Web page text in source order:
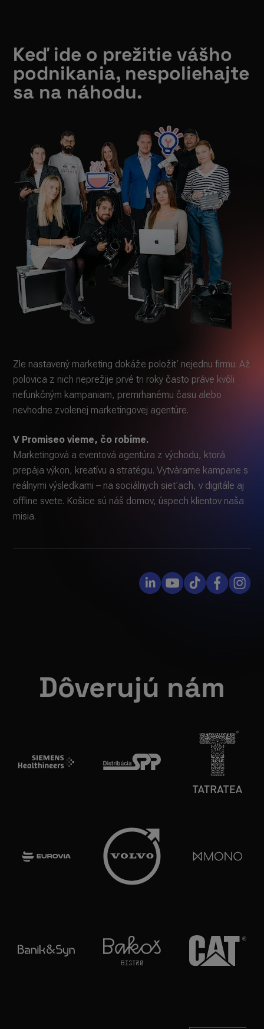
Keď ide o prežitie vášho
podnikania, nespoliehajte
sa na náhodu.
Zle nastavený marketing dokáže položiť nejednu firmu. Až
polovica z nich neprežije prvé tri roky často práve kvôli
nefunkčným kampaniam, premrhanému času alebo
nevhodne zvolenej marketingovej agentúre.
V Promiseo vieme, čo robíme.
Marketingová a eventová agentúra z východu, ktorá
prepája výkon, kreatívu a stratégiu. Vytvárame kampane s
reálnymi výsledkami – na sociálnych sieťach, v digitále aj
offline svete. Košice sú náš domov, úspech klientov naša
misia.
Dôverujú nám